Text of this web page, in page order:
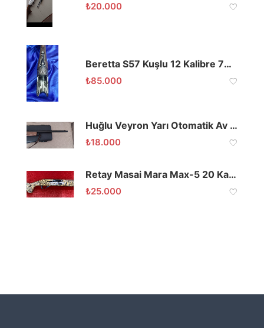
₺20.000
Beretta S57 Kuşlu 12 Kalibre 76 Namlu Tek Tetik
₺85.000
Huğlu Veyron Yarı Otomatik Av Tüfeği
₺18.000
Retay Masai Mara Max-5 20 Kalibre 66 Namlu
₺25.000